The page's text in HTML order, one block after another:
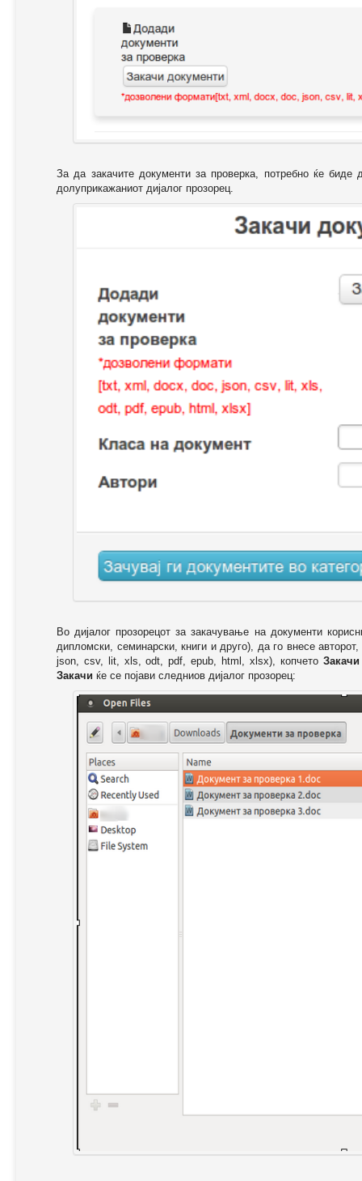
За да закачите документи за проверка, потребно ќе биде
долуприкажаниот дијалог прозорец.
Во дијалог прозорецот за закачување на документи
дипломски, семинарски, книги и друго), да го внесе
json, csv, lit, xls, odt, pdf, epub, html, xlsx), копчето Закачи
Закачи ќе се појави следниов дијалог прозорец: